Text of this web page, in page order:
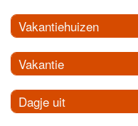
Vakantiehuizen
Vakantie
Dagje uit